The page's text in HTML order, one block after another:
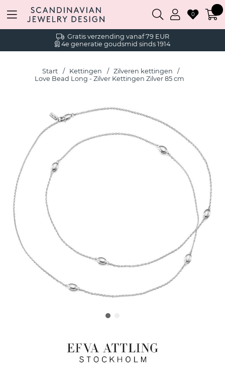
Gratis verzending vanaf 79 EUR
4e generatie goudsmid sinds 1914
0
Start Kettingen
Zilveren kettingen
Love Bead Long - Zilver Kettingen Zilver 85 cm